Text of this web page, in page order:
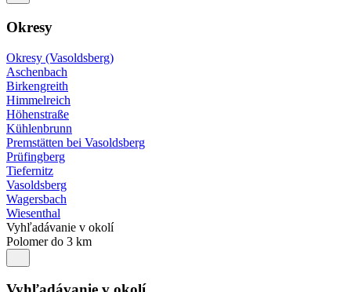
Okresy
Okresy (Vasoldsberg)
Aschenbach
Birkengreith
Himmelreich
Höhenstraße
Kühlenbrunn
Premstätten bei Vasoldsberg
Prüfingberg
Tiefernitz
Vasoldsberg
Wagersbach
Wiesenthal
Vyhľadávanie v okolí
Polomer do 3 km